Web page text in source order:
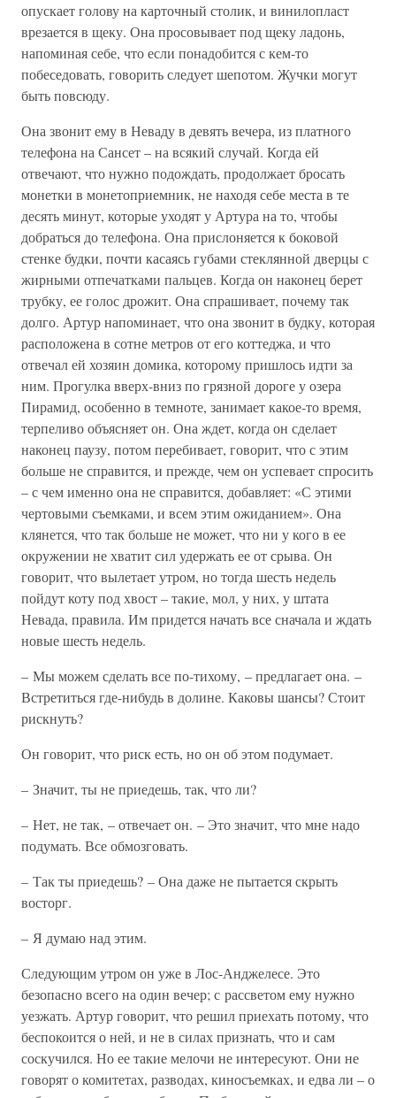
опускает голову на карточный столик, и винилопласт
врезается в щеку. Она просовывает под щеку ладонь,
напоминая себе, что если понадобится с кем-то
побеседовать, говорить следует шепотом. Жучки могут
быть повсюду.
Она звонит ему в Неваду в девять вечера, из платного
телефона на Сансет – на всякий случай. Когда ей
отвечают, что нужно подождать, продолжает бросать
монетки в монетоприемник, не находя себе места в те
десять минут, которые уходят у Артура на то, чтобы
добраться до телефона. Она прислоняется к боковой
стенке будки, почти касаясь губами стеклянной дверцы с
жирными отпечатками пальцев. Когда он наконец берет
трубку, ее голос дрожит. Она спрашивает, почему так
долго. Артур напоминает, что она звонит в будку, которая
расположена в сотне метров от его коттеджа, и что
отвечал ей хозяин домика, которому пришлось идти за
ним. Прогулка вверх-вниз по грязной дороге у озера
Пирамид, особенно в темноте, занимает какое-то время,
терпеливо объясняет он. Она ждет, когда он сделает
наконец паузу, потом перебивает, говорит, что с этим
больше не справится, и прежде, чем он успевает спросить
– с чем именно она не справится, добавляет: «С этими
чертовыми съемками, и всем этим ожиданием». Она
клянется, что так больше не может, что ни у кого в ее
окружении не хватит сил удержать ее от срыва. Он
говорит, что вылетает утром, но тогда шесть недель
пойдут коту под хвост – такие, мол, у них, у штата
Невада, правила. Им придется начать все сначала и ждать
новые шесть недель.
– Мы можем сделать все по-тихому, – предлагает она. –
Встретиться где-нибудь в долине. Каковы шансы? Стоит
рискнуть?
Он говорит, что риск есть, но он об этом подумает.
– Значит, ты не приедешь, так, что ли?
– Нет, не так, – отвечает он. – Это значит, что мне надо
подумать. Все обмозговать.
– Так ты приедешь? – Она даже не пытается скрыть
восторг.
– Я думаю над этим.
Следующим утром он уже в Лос-Анджелесе. Это
безопасно всего на один вечер; с рассветом ему нужно
уезжать. Артур говорит, что решил приехать потому, что
беспокоится о ней, и не в силах признать, что и сам
соскучился. Но ее такие мелочи не интересуют. Они не
говорят о комитетах, разводах, киносъемках, и едва ли – о